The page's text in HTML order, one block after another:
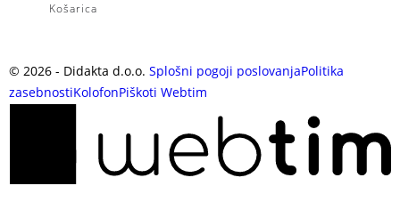
Košarica
© 2026 - Didakta d.o.o. Splošni pogoji poslovanjaPolitika
zasebnostiKolofonPiškoti Webtim